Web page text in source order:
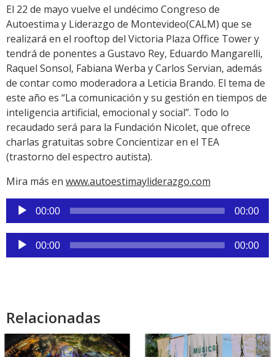
Link
El 22 de mayo vuelve el undécimo Congreso de
Autoestima y Liderazgo de Montevideo(CALM) que se
realizará en el rooftop del Victoria Plaza Office Tower y
tendrá de ponentes a Gustavo Rey, Eduardo Mangarelli,
Raquel Sonsol, Fabiana Werba y Carlos Servian, además
de contar como moderadora a Leticia Brando. El tema de
este año es “La comunicación y su gestión en tiempos de
inteligencia artificial, emocional y social”. Todo lo
recaudado será para la Fundación Nicolet, que ofrece
charlas gratuitas sobre Concientizar en el TEA
(trastorno del espectro autista).
Mira más en www.autoestimayliderazgo.com
Reproductor
de
audio
00:00 00:00
Reproductor
de
00:00 00:00
Relacionadas